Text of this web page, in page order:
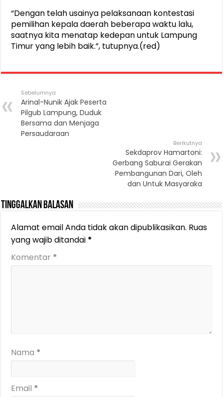
“Dengan telah usainya pelaksanaan kontestasi
pemilihan kepala daerah beberapa waktu lalu,
saatnya kita menatap kedepan untuk Lampung
Timur yang lebih baik.”, tutupnya.(red)
Sebelumnya
Arinal-Nunik Ajak Peserta
Pilgub Lampung, Duduk
Bersama dan Menjaga
Persaudaraan
Berikutnya
Sekdaprov Hamartoni:
Gerbang Saburai Gerakan
Pembangunan Dari, Oleh
dan Untuk Masyaraka
Tinggalkan Balasan
Alamat email Anda tidak akan dipublikasikan. Ruas
yang wajib ditandai *
Komentar *
Nama *
Email *